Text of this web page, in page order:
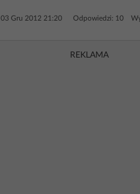
03 Gru 2012 21:20 Odpowiedzi: 10
REKLAMA